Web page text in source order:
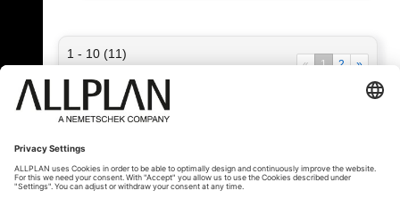
1 - 10 (11)
« 1 2 »
« Zurück